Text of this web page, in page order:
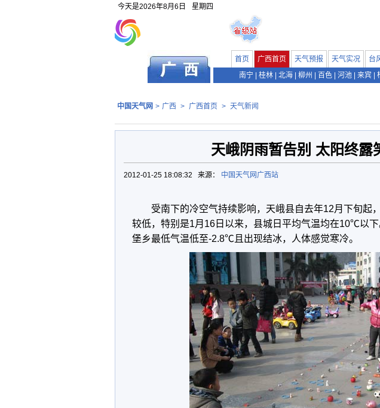
今天是2026年8月6日 星期四
首页 广西首页 天气预报 天气实况 台
南宁
桂林 北海 柳州 百色 河池 来宾
中国天气网 > 广西 > 广西首页 > 天气新闻
天峨阴雨暂告别 太阳终露
2012-01-25 18:08:32 来源： 中国天气网广西站
受南下的冷空气持续影响，天峨县自去年12月下旬起
较低，特别是1月16日以来，县城日平均气温均在10℃以
堡乡最低气温低至-2.8℃且出现结冰，人体感觉寒冷。